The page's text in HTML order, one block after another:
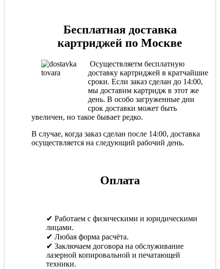
Бесплатная доставка
картриджей по Москве
Осуществляетм бесплатную
доставку картриджей в кратчайшие
сроки. Если заказ сделан до 14:00,
мы доставим картридж в этот же
день. В особо загруженные дни
срок доставки может быть
увеличен, но такое бывает редко.
В случае, когда заказ сделан после 14:00, доставка
осуществляется на следующий рабочий день.
Оплата
✔ Работаем с физическими и юридическими
лицами.
✔ Любая форма расчёта.
✔ Заключаем договора на обслуживание
лазерной копировальной и печатающей
техники.